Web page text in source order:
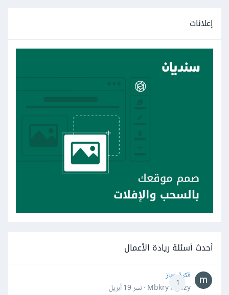
إعلانات
أحدث أسئلة ريادة الأعمال
1
فكرة جهاز
Mbkry Hgazy · نشر
19 أبريل